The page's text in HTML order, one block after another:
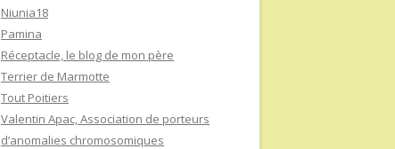
Niunia18
Pamina
Réceptacle, le blog de mon père
Terrier de Marmotte
Tout Poitiers
Valentin Apac, Association de porteurs
d’anomalies chromosomiques